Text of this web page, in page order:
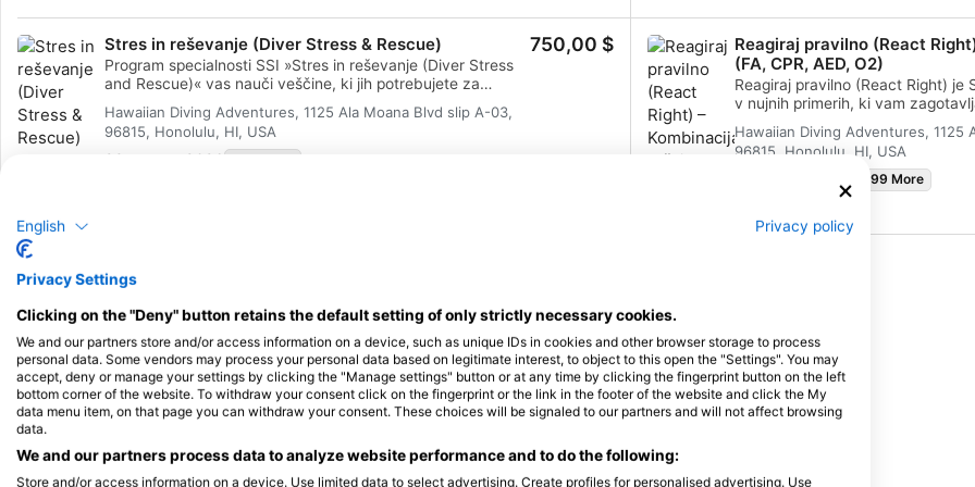
pri potapljanju in osnovah samodejnega zunanjega
defibrilatorja (AED). S kombinacijo predavanj teorije in
praktičnih scenarijev usposabljanja vam bo ta program dal
orodja in samozavest, ki jih potrebujete za odzivanje v
nujnih primerih. Ko boste pridobili certifikat, boste lahko
delovali kot prvi posredovalec v nujnih primerih, nudili Prvo
pomoč in postopke oživljanja, dajali kisik in zagotavljali
podporo z AED v nujnih primerih. Pridobite certifikat
potapljanje, kjerkoli si boste
tudi predpogoj za nekatera
naredi za naslednji logični korak
izobraževanju.
Stres in reševanje (Diver Stress & Rescue)
Program specialnosti SSI »Stres in reševanje (Diver Stress
and Rescue)« vas nauči veščine, ki jih potrebujete za
zaščito sebe in drugih potapljačev. Naučili se boste
prepoznavati stres, preprečevati nesreče ter se naučili
praktičnih tehnik za izvajanje reševanj in nudenje nujne
pomoči. S kombinacijo vaj v bazenu in odprtih vodah boste
Hawaiian Diving Adventures, 1125 Ala Moana Blvd slip A-03,
96815, Honolulu, HI, USA
29. avgust 2026
+99 More
750,00 $
Reagiraj pravilno (React
(FA, CPR, AED, O2)
Reagiraj pravilno (React Right) je
v nujnih primerih, ki vam
potrebno za delovanje kot prvi
nujnih primerih. V tem prilagodljivem potapljaškem programu
lahko izberete teme, o katerih se
primarno oceno stanja, prvo
tehnikami primarne stabilizacije.
uporabe samodejnega zunanjega
in izvajali postopke oživljanja
ter nudili podporo z AED. Pridobite si potrdilo za specialnost
SSI React Right. Začnite še danes!
Hawaiian Diving Adventures, 1125
96815, Honolulu, HI, USA
+99 More
V programu specialnosti boste pridobili napredno znanje in
orientacijo pod vodo. Naučili se boste uporabljati kompas in
tehnike naravne navigacije, ocenjevati razdalje, kako
odplavati do določene točke in se vanjo vrniti, ter osnovne
navigacijske vzorce. Naučili se boste tudi, kako kombinirati
navigacijske tehnike, da izboljšate svojo potapljaško
izkušnjo. Vse to izostri vaše veščine opazovanja pod vodo,
potopa iztržiti največ. Po zaključku boste pridobili potrdilo o
specialnosti SSI Navigacija.
Hawaiian Diving Adventures, 1125 Ala Moana Blvd slip A-03,
96815, Honolulu, HI, USA
20. september 2026 +99 More
Poišči tečaje in dogodke
English Privacy policy
Privacy Settings
Clicking on the "Deny" button retains the default setting of only strictly necessary cookies.
We and our partners store and/or access information on a device, such as unique IDs in cookies and other browser storage to process
personal data. Some vendors may process your personal data based on legitimate interest, to object to this open the "Settings". You may
accept, deny or manage your settings by clicking the "Manage settings" button or at any time by clicking the fingerprint button on the left
bottom corner of the website. To withdraw your consent click on the fingerprint or the link in the footer of the website and click the My
data menu item, on that page you can withdraw your consent. These choices will be signaled to our partners and will not affect browsing
data.
We and our partners process data to analyze website performance and to do the following:
Store and/or access information on a device. Use limited data to select advertising. Create profiles for personalised advertising. Use